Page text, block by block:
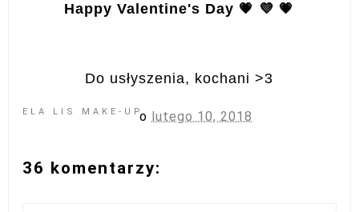
Happy Valentine's Day 💗 💜 💗
Do usłyszenia, kochani >3
ELA LIS MAKE-UPo lutego 10, 2018
36 komentarzy: